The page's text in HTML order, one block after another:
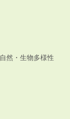
自然・生物多様性